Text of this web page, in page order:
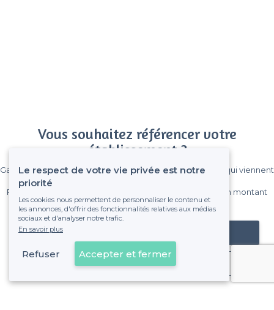
Vous souhaitez référencer votre
établissement ?
Gagnez de nombreux clients parmi le million de visiteurs qui viennent
Pas de commissions et sans engagement, vous payez un montant
fixe sans risque de voir déraper la facture.
Référencer mon établissement
Déjà client
Le respect de votre vie privée est notre
priorité
Les cookies nous permettent de personnaliser le contenu et
les annonces, d'offrir des fonctionnalités relatives aux médias
sociaux et d'analyser notre trafic.
En savoir plus
Refuser Accepter et fermer